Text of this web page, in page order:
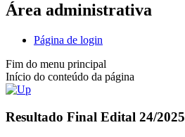
Área administrativa
Página de login
Fim do menu principal
Início do conteúdo da página
Resultado Final Edital 24/2025